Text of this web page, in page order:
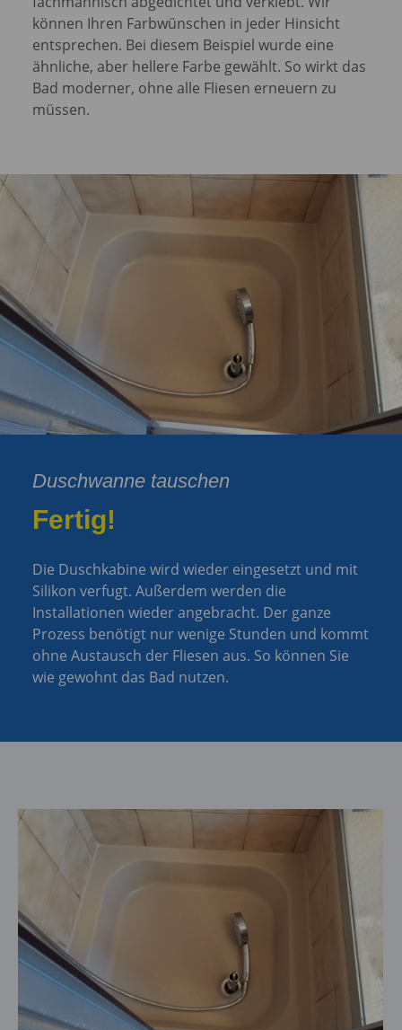
können Ihren Farbwünschen in jeder Hinsicht
entsprechen. Bei diesem Beispiel wurde eine
ähnliche, aber hellere Farbe gewählt. So wirkt das
Bad moderner, ohne alle Fliesen erneuern zu
müssen.
Duschwanne tauschen
Fertig!
Die Duschkabine wird wieder eingesetzt und mit
Silikon verfugt. Außerdem werden die
Installationen wieder angebracht. Der ganze
Prozess benötigt nur wenige Stunden und kommt
ohne Austausch der Fliesen aus. So können Sie
wie gewohnt das Bad nutzen.